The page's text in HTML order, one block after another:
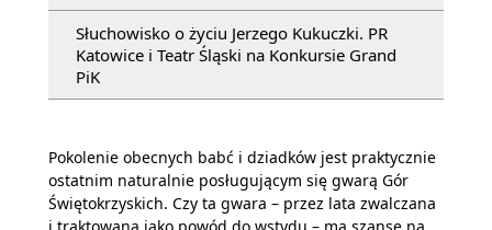
Słuchowisko o życiu Jerzego Kukuczki. PR
Katowice i Teatr Śląski na Konkursie Grand
PiK
Pokolenie obecnych babć i dziadków jest praktycznie
ostatnim naturalnie posługującym się gwarą Gór
Świętokrzyskich. Czy ta gwara – przez lata zwalczana
i traktowana jako powód do wstydu – ma szanse na